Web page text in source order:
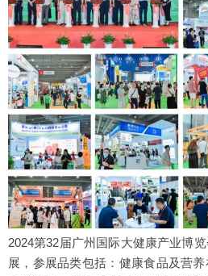
2024第32届广州国际大健康产业博
展，参展品类包括：健康食品及营